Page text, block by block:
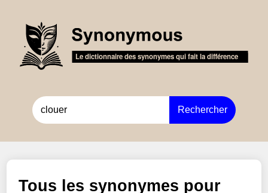
Rechercher
Tous les synonymes pour